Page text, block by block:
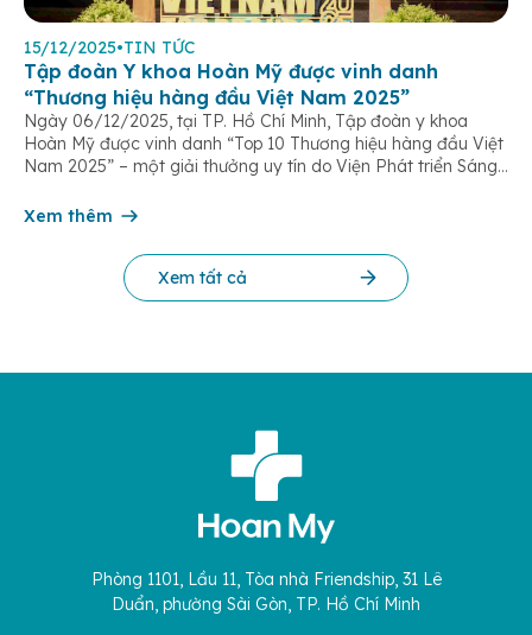
15/12/2025•TIN TỨC
Tập đoàn Y khoa Hoàn Mỹ được vinh danh
“Thương hiệu hàng đầu Việt Nam 2025”
Ngày 06/12/2025, tại TP. Hồ Chí Minh, Tập đoàn y khoa
Hoàn Mỹ được vinh danh “Top 10 Thương hiệu hàng đầu Việt
Nam 2025” – một giải thưởng uy tín do Viện Phát triển Sáng
cứu Phát triển Doanh nghiệp Châu Á […]
Xem thêm
Xem tất cả
Phòng 1101, Lầu 11, Tòa nhà Friendship, 31 Lê
Duẩn, phường Sài Gòn, TP. Hồ Chí Minh